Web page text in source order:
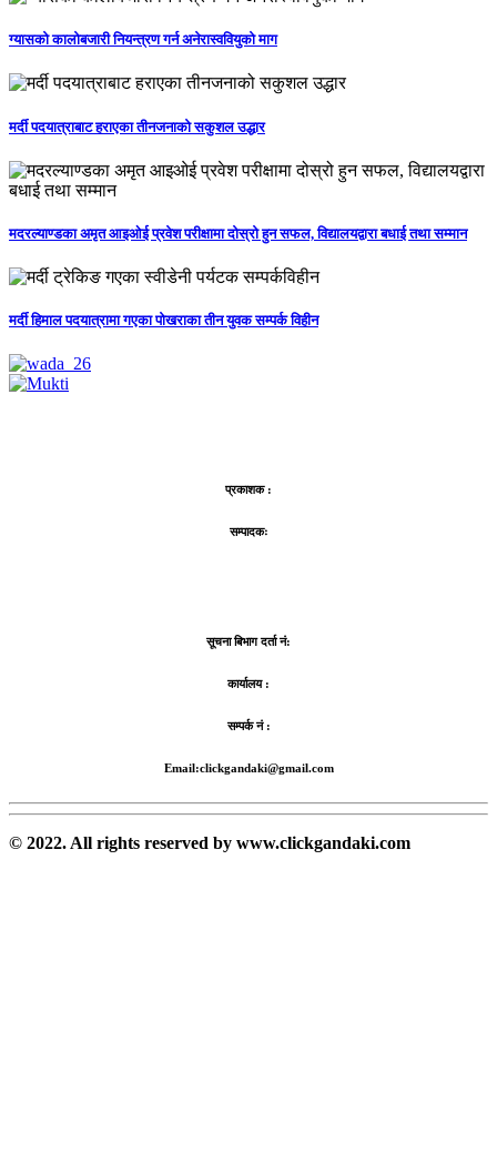
ग्यासको कालोबजारी नियन्त्रण गर्न अनेरास्ववियुको माग
मर्दी पदयात्राबाट हराएका तीनजनाको सकुशल उद्धार
मदरल्याण्डका अमृत आइओई प्रवेश परीक्षामा दोस्रो हुन सफल, विद्यालयद्वारा बधाई तथा सम्मान
मर्दी हिमाल पदयात्रामा गएका पोखराका तीन युवक सम्पर्क विहीन
प्रकाशक :
सम्पादकः
सूचना बिभाग दर्ता नं:
कार्यालय :
सम्पर्क नं :
Email:clickgandaki@gmail.com
© 2022. All rights reserved by www.clickgandaki.com